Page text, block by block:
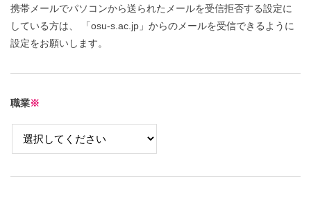
携帯メールでパソコンから送られたメールを受信拒否する設定に
している方は、 「osu-s.ac.jp」からのメールを受信できるように
設定をお願いします。
職業※